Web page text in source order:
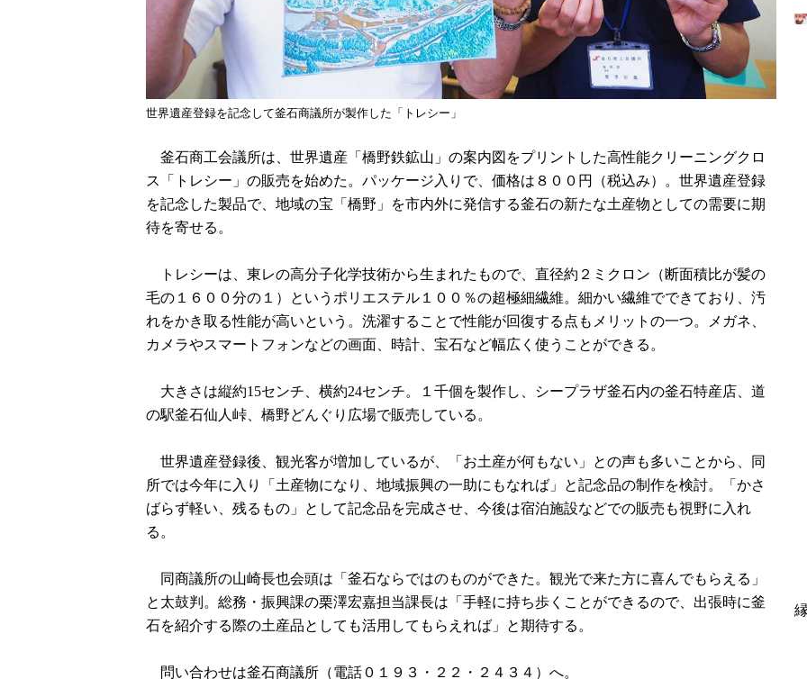
世界遺産登録を記念して釜石商議所が製作した「トレシー」
釜石商工会議所は、世界遺産「橋野鉄鉱山」の案内図をプリントした高性能クリーニングクロ
ス「トレシー」の販売を始めた。パッケージ入りで、価格は８００円（税込み）。世界遺産登録
を記念した製品で、地域の宝「橋野」を市内外に発信する釜石の新たな土産物としての需要に期
待を寄せる。
トレシーは、東レの高分子化学技術から生まれたもので、直径約２ミクロン（断面積比が髪の
毛の１６００分の１）というポリエステル１００％の超極細繊維。細かい繊維でできており、汚
れをかき取る性能が高いという。洗濯することで性能が回復する点もメリットの一つ。メガネ、
カメラやスマートフォンなどの画面、時計、宝石など幅広く使うことができる。
大きさは縦約15センチ、横約24センチ。１千個を製作し、シープラザ釜石内の釜石特産店、道
の駅釜石仙人峠、橋野どんぐり広場で販売している。
世界遺産登録後、観光客が増加しているが、「お土産が何もない」との声も多いことから、同
所では今年に入り「土産物になり、地域振興の一助にもなれば」と記念品の制作を検討。「かさ
ばらず軽い、残るもの」として記念品を完成させ、今後は宿泊施設などでの販売も視野に入れ
る。
同商議所の山崎長也会頭は「釜石ならではのものができた。観光で来た方に喜んでもらえる」
と太鼓判。総務・振興課の栗澤宏嘉担当課長は「手軽に持ち歩くことができるので、出張時に釜
石を紹介する際の土産品としても活用してもらえれば」と期待する。
問い合わせは釜石商議所（電話０１９３・２２・２４３４）へ。